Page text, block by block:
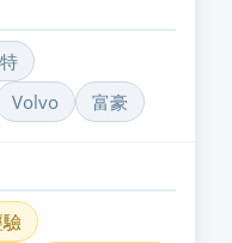
Volvo 富豪